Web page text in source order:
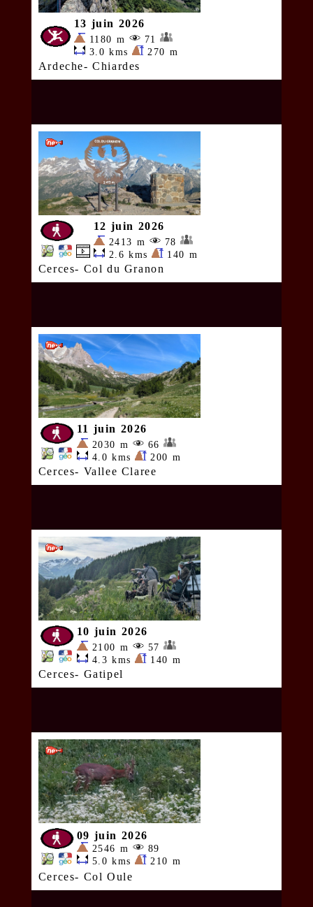
13 juin 2026
1180 m
71
3.0 kms
270 m
Ardeche- Chiardes
12 juin 2026
2413 m
78
2.6 kms
140 m
Cerces- Col du Granon
11 juin 2026
2030 m
66
4.0 kms
200 m
Cerces- Vallee Claree
10 juin 2026
2100 m
57
4.3 kms
140 m
Cerces- Gatipel
09 juin 2026
2546 m
89
5.0 kms
210 m
Cerces- Col Oule